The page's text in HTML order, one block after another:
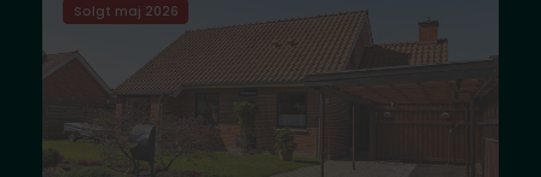
Solgt maj 2026